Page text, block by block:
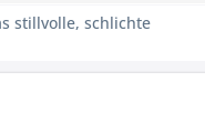
stillvolle, schlichte